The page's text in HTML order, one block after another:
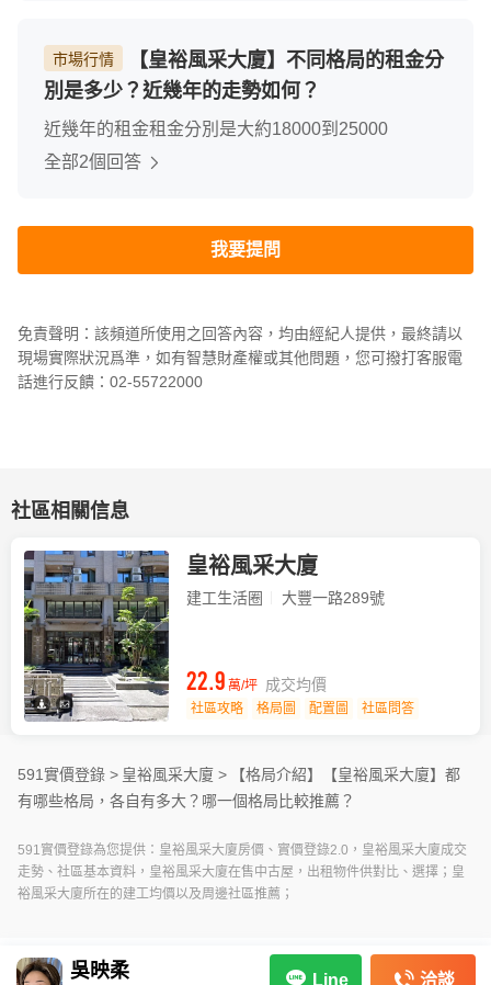
市場行情
【皇裕風采大廈】不同格局的租金分
別是多少？近幾年的走勢如何？
近幾年的租金租金分別是大約18000到25000
全部2個回答
我要提問
免責聲明：該頻道所使用之回答內容，均由經紀人提供，最終請以
現場實際狀況爲準，如有智慧財產權或其他問題，您可撥打客服電
話進行反饋：02-55722000
社區相關信息
皇裕風采大廈
建工生活圈 大豐一路289號
社區攻略 格局圖 配置圖 社區問答
22.9 萬/坪 成交均價
591實價登錄 > 皇裕風采大廈 > 【格局介紹】
【皇裕風采大廈】都
有哪些格局，各自有多大？哪一個格局比較推薦？
591實價登錄為您提供：皇裕風采大廈房價、實價登錄2.0，皇裕風采大廈成交
走勢、社區基本資料，皇裕風采大廈在售中古屋，出租物件供對比、選擇；皇
裕風采大廈所在的建工均價以及周邊社區推薦；
吳映柔 Line 洽談